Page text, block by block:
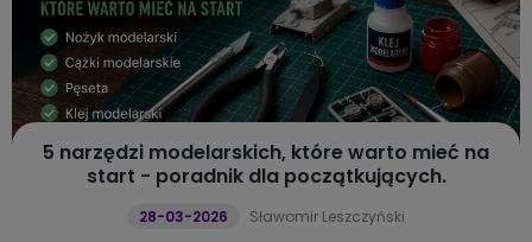
5 narzędzi modelarskich, które warto mieć na
start - poradnik dla początkujących.
28-03-2026
Sławomir Leszczyński